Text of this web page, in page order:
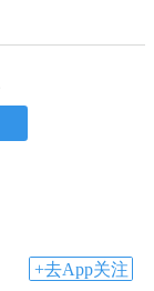
+去App关注